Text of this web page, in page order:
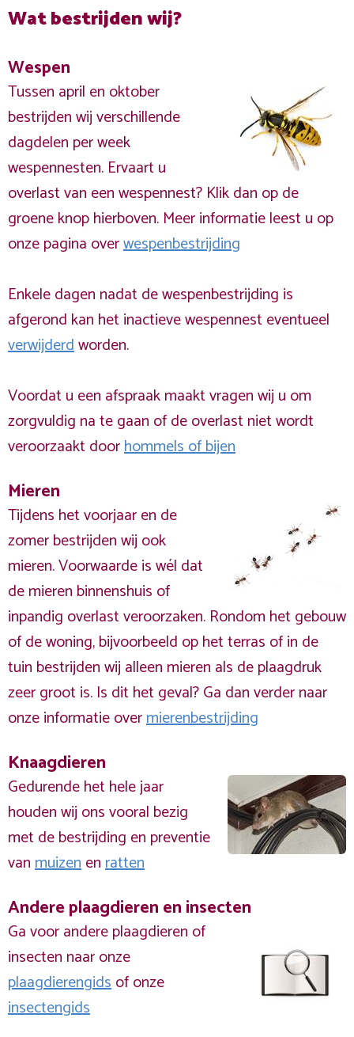
Wat bestrijden wij?
Wespen
Tussen april en oktober
bestrijden wij verschillende
dagdelen per week
wespennesten. Ervaart u
overlast van een wespennest? Klik dan op de
groene knop hierboven. Meer informatie leest u op
onze pagina overwespenbestrijding
Enkele dagen nadat de wespenbestrijding is
afgerond kan het inactieve wespennest eventueel
verwijderdworden.
Voordat u een afspraak maakt vragen wij u om
zorgvuldig na te gaan of de overlast niet wordt
veroorzaakt doorhommels of bijen
Mieren
Tijdens het voorjaar en de
zomer bestrijden wij ook
mieren. Voorwaarde is wél dat
de mieren binnenshuis of
inpandig overlast veroorzaken. Rondom het gebouw
of de woning, bijvoorbeeld op het terras of in de
tuin bestrijden wij alleen mieren als de plaagdruk
zeer groot is. Is dit het geval? Ga dan verder naar
onze informatie overmierenbestrijding
Knaagdieren
Gedurende het hele jaar
houden wij ons vooral bezig
met de bestrijding en preventie
vanmuizenenratten
Andere plaagdieren en insecten
Ga voor andere plaagdieren of
insecten naar onze
plaagdierengidsof onze
insectengids